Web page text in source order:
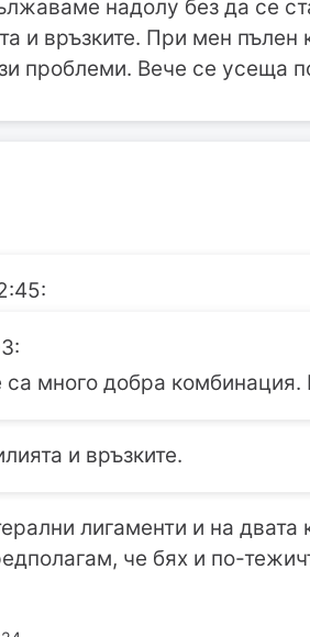
надолу без да се
и връзките. При мен пълен
проблеми. Вече се усеща
много добра комбинация.
и връзките.
лигаменти и на двата
че бях и по-